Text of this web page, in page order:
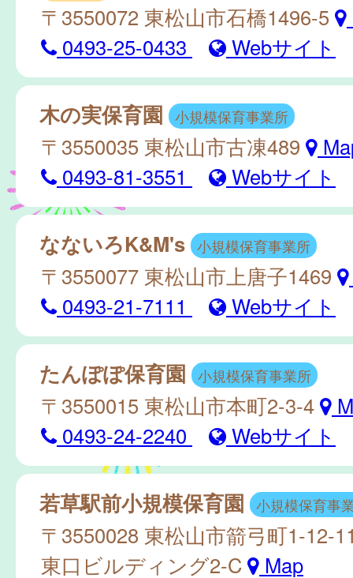
〒3550072 東松山市石橋1496-5
0493-25-0433
Webサイト
木の実保育園 小規模保育事業所
〒3550035 東松山市古凍489
0493-81-3551
Webサイト
なないろK&M's 小規模保育事業所
〒3550077 東松山市上唐子1469
0493-21-7111
Webサイト
たんぽぽ保育園 小規模保育事業所
〒3550015 東松山市本町2-3-4
0493-24-2240
Webサイト
若草駅前小規模保育園 小規模保育事
〒3550028 東松山市箭弓町1-12-
東口ビルディング2-C
Map